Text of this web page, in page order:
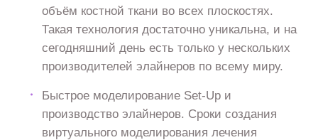
объём костной ткани во всех плоскостях.
Такая технология достаточно уникальна, и на
сегодняшний день есть только у нескольких
производителей элайнеров по всему миру.
Быстрое моделирование Set-Up и
производство элайнеров. Сроки создания
виртуального моделирования лечения